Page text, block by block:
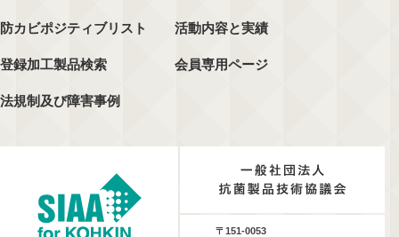
防カビポジティブリスト
登録加工製品検索
法規制及び障害事例
活動内容と実績
会員専用ページ
〒151-0053